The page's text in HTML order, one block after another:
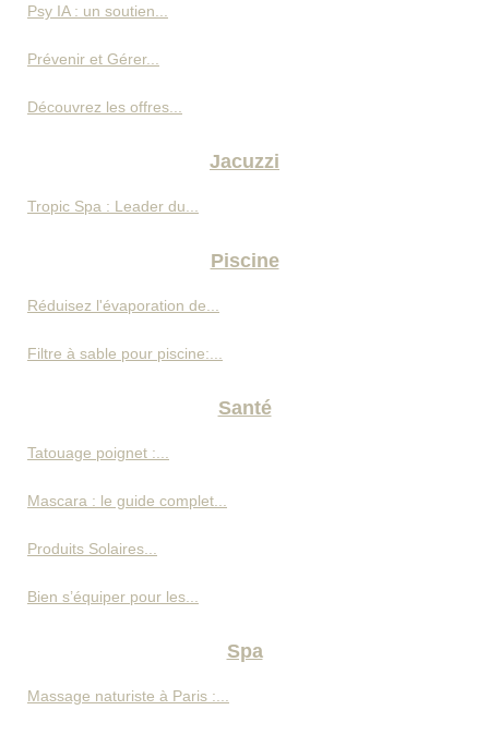
Psy IA : un soutien...
Prévenir et Gérer...
Découvrez les offres...
Jacuzzi
Tropic Spa : Leader du...
Piscine
Réduisez l'évaporation de...
Filtre à sable pour piscine:...
Santé
Tatouage poignet :...
Mascara : le guide complet...
Produits Solaires...
Bien s’équiper pour les...
Spa
Massage naturiste à Paris :...